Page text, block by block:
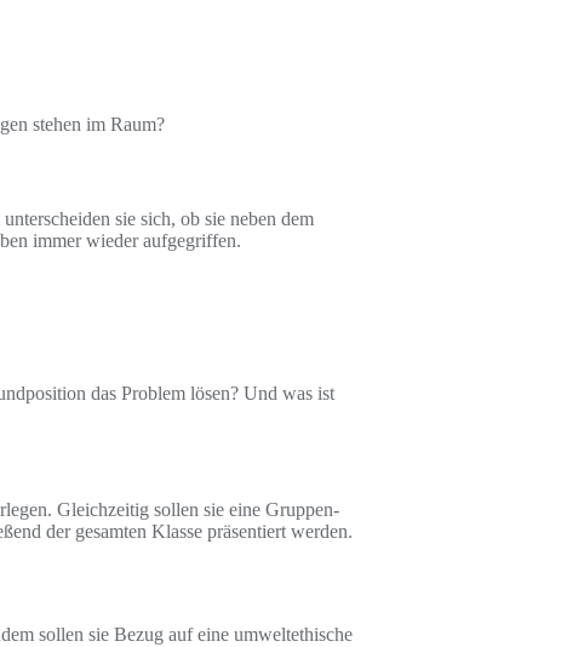
stehen im Raum?
sie sich, ob sie neben dem
immer wieder aufgegriffen.
das Problem lösen? Und was ist
Gleichzeitig sollen sie eine Gruppen-
der gesamten Klasse präsentiert werden.
sollen sie Bezug auf eine umweltethische